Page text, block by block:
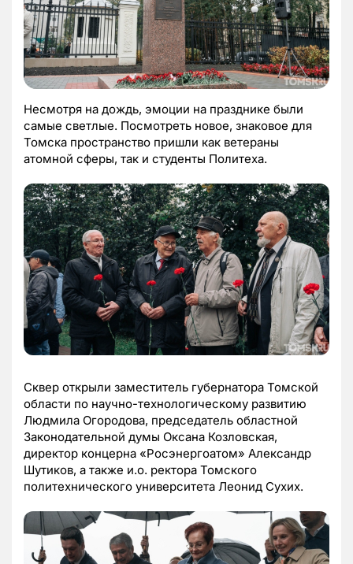
Несмотря на дождь, эмоции на празднике были
самые светлые. Посмотреть новое, знаковое для
Томска пространство пришли как ветераны
атомной сферы, так и студенты Политеха.
Сквер открыли заместитель губернатора Томской
области по научно-технологическому развитию
Людмила Огородова, председатель областной
Законодательной думы Оксана Козловская,
директор концерна «Росэнергоатом» Александр
Шутиков, а также и.о. ректора Томского
политехнического университета Леонид Сухих.